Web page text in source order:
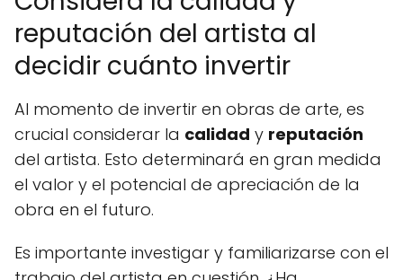
reputación del artista al
decidir cuánto invertir
Al momento de invertir en obras de arte, es
crucial considerar la calidad y reputación
del artista. Esto determinará en gran medida
el valor y el potencial de apreciación de la
obra en el futuro.
Es importante investigar y familiarizarse con el